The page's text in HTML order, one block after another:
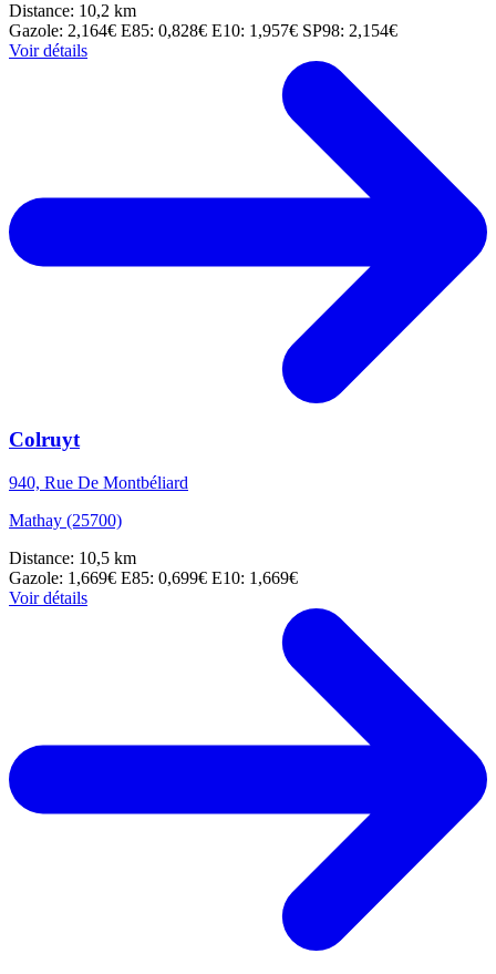
Distance: 10,2 km
Gazole: 2,164€ E85: 0,828€ E10: 1,957€ SP98: 2,154€
Voir détails
Colruyt
940, Rue De Montbéliard
Mathay (25700)
Distance: 10,5 km
Gazole: 1,669€ E85: 0,699€ E10: 1,669€
Voir détails